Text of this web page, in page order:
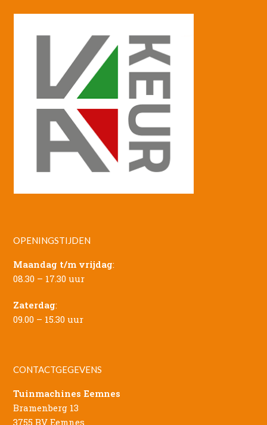
OPENINGSTIJDEN
Maandag t/m vrijdag:
08.30 – 17.30 uur
Zaterdag:
09.00 – 15.30 uur
CONTACTGEGEVENS
Tuinmachines Eemnes
Bramenberg 13
3755 BV Eemnes